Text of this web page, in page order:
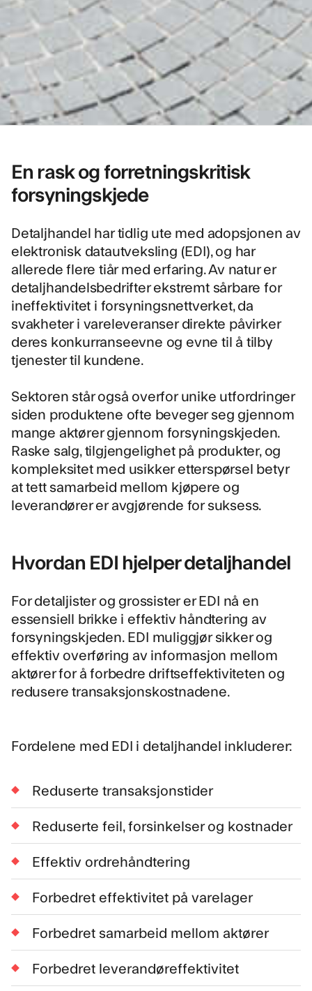
En rask og forretningskritisk
forsyningskjede
Detaljhandel har tidlig ute med adopsjonen av
elektronisk datautveksling (EDI), og har
allerede flere tiår med erfaring. Av natur er
detaljhandelsbedrifter ekstremt sårbare for
ineffektivitet i forsyningsnettverket, da
svakheter i vareleveranser direkte påvirker
deres konkurranseevne og evne til å tilby
tjenester til kundene.
Sektoren står også overfor unike utfordringer
siden produktene ofte beveger seg gjennom
mange aktører gjennom forsyningskjeden.
Raske salg, tilgjengelighet på produkter, og
kompleksitet med usikker etterspørsel betyr
at tett samarbeid mellom kjøpere og
leverandører er avgjørende for suksess.
Hvordan EDI hjelper detaljhandel
For detaljister og grossister er EDI nå en
essensiell brikke i effektiv håndtering av
forsyningskjeden. EDI muliggjør sikker og
effektiv overføring av informasjon mellom
aktører for å forbedre driftseffektiviteten og
redusere transaksjonskostnadene.
Fordelene med EDI i detaljhandel inkluderer:
Reduserte transaksjonstider
Reduserte feil, forsinkelser og kostnader
Effektiv ordrehåndtering
Forbedret effektivitet på varelager
Forbedret samarbeid mellom aktører
Forbedret leverandøreffektivitet